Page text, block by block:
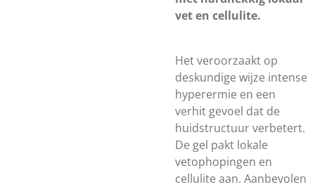
vet en cellulite.
Het veroorzaakt op
deskundige wijze intense
hyperermie en een
verhit gevoel dat de
huidstructuur verbetert.
De gel pakt lokale
vetophopingen en
cellulite aan. Aanbevolen